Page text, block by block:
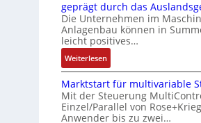
c
h
f
l
e
x
i
b
e
e
n
4
G
u
n
d
5
G
r
t
i
e
r
k
a
u
s
g
l
e
i
c
geprägt durch das
Die Unternehmen im
Anlagenbau können in
leicht positives…
Weiterlesen:
A
u
f
t
Marktstart für multivariable
Mit der Steuerung
Einzel/Parallel von
Anwender bis zu zwei…